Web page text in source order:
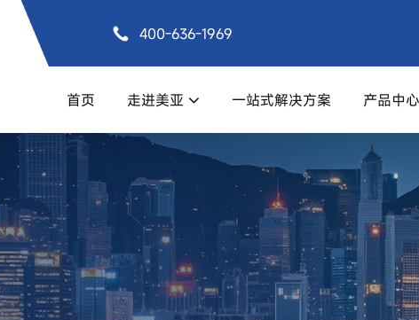
400-636-1969
首页 走进美亚 一站式解决方案 产品中心